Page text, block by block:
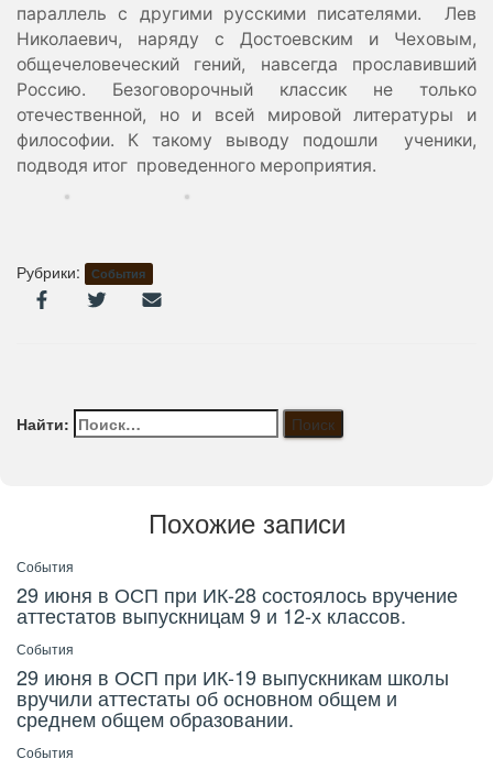
параллель с другими русскими писателями. Лев
Николаевич, наряду с Достоевским и Чеховым,
общечеловеческий гений, навсегда прославивший
Россию. Безоговорочный классик не только
отечественной, но и всей мировой литературы и
философии. К такому выводу подошли ученики,
подводя итог проведенного мероприятия.
Рубрики: События
Найти:
Похожие записи
События
29 июня в ОСП при ИК-28 состоялось вручение
аттестатов выпускницам 9 и 12-х классов.
События
29 июня в ОСП при ИК-19 выпускникам школы
вручили аттестаты об основном общем и
среднем общем образовании.
События